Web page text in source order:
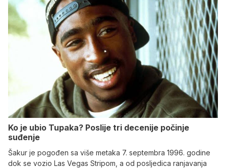
Ko je ubio Tupaka? Poslije tri decenije počinje
suđenje
Šakur je pogođen sa više metaka 7. septembra 1996. godine
dok se vozio Las Vegas Stripom, a od posljedica ranjavanja